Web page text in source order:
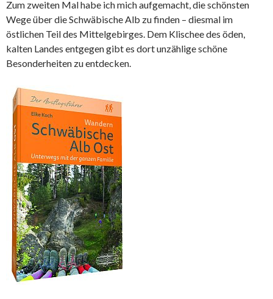
Zum zweiten Mal habe ich mich aufgemacht, die schönsten
Wege über die Schwäbische Alb zu finden – diesmal im
östlichen Teil des Mittelgebirges. Dem Klischee des öden,
kalten Landes entgegen gibt es dort unzählige schöne
Besonderheiten zu entdecken.